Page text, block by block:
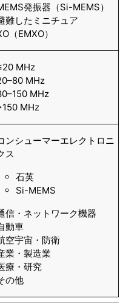
発振器（Si-MEMS）
難したミニチュア
（EMXO）
MHz
MHz
MHz
MHz
ンシューマーエレクトロニ
ス
石英
Si-MEMS
信・ネットワーク機器
動車
空宇宙・防衛
業・製造業
療・研究
の他